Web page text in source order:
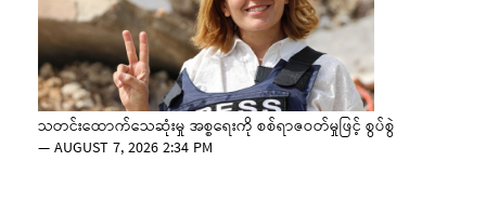
သတင်းထောက်သေဆုံးမှု အစ္စရေးကို စစ်ရာဇဝတ်မှုဖြင့် စွပ်စွဲ
—AUGUST 7, 2026 2:34 PM